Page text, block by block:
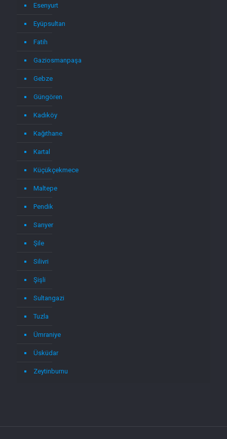
Esenyurt
Eyüpsultan
Fatih
Gaziosmanpaşa
Gebze
Güngören
Kadıköy
Kağıthane
Kartal
Küçükçekmece
Maltepe
Pendik
Sarıyer
Şile
Silivri
Şişli
Sultangazi
Tuzla
Ümraniye
Üsküdar
Zeytinburnu